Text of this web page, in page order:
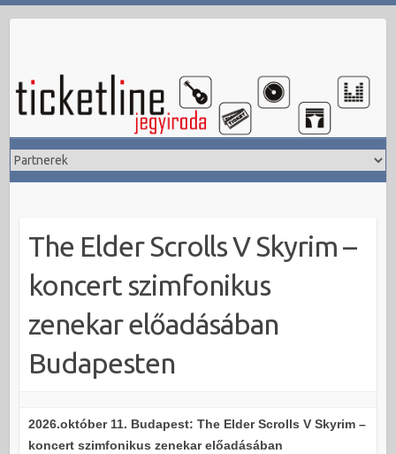
The Elder Scrolls V Skyrim –
koncert szimfonikus
zenekar előadásában
Budapesten
2026.október 11. Budapest: The Elder Scrolls V Skyrim –
koncert szimfonikus zenekar előadásában